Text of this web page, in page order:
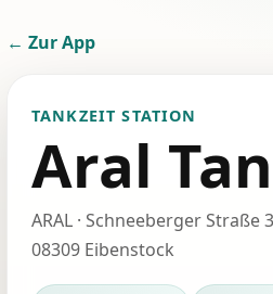
← Zur App
TANKZEIT STATION
Aral
ARAL · Schneeberger Straße
08309 Eibenstock